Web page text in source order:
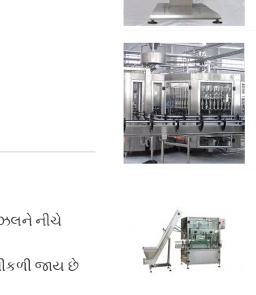
નીચે
જાય છે